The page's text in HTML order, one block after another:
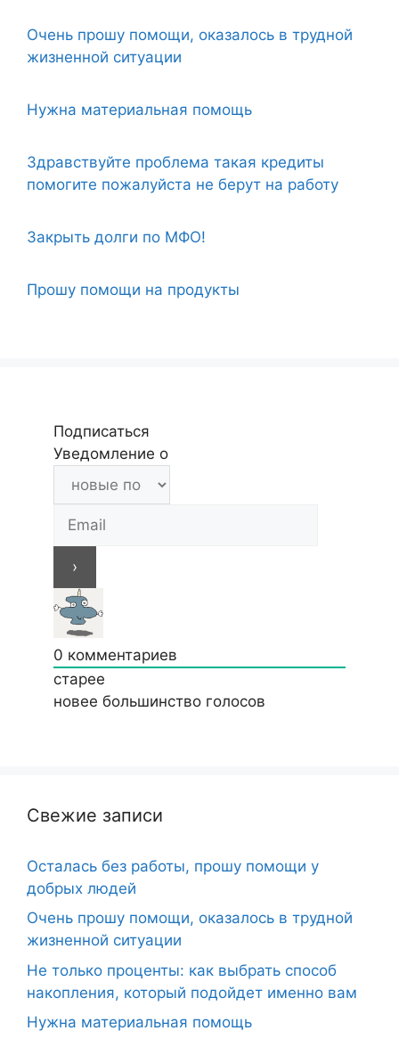
Очень прошу помощи, оказалось в трудной
жизненной ситуации
Нужна материальная помощь
Здравствуйте проблема такая кредиты
помогите пожалуйста не берут на работу
Закрыть долги по МФО!
Прошу помощи на продукты
Подписаться
Уведомление о
0 комментариев
старее
новее большинство голосов
Свежие записи
Осталась без работы, прошу помощи у
добрых людей
Очень прошу помощи, оказалось в трудной
жизненной ситуации
Не только проценты: как выбрать способ
накопления, который подойдет именно вам
Нужна материальная помощь